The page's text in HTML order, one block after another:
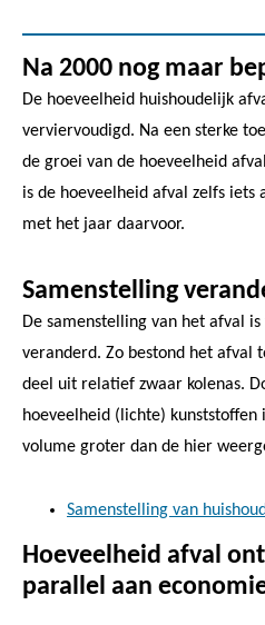
Na 2000 nog maar
De hoeveelheid huishoudelijk
verviervoudigd. Na een sterke
de groei van de hoeveelheid
is de hoeveelheid afval zelfs
met het jaar daarvoor.
Samenstelling
De samenstelling van het afval
veranderd. Zo bestond het afval
deel uit relatief zwaar kolenas.
hoeveelheid (lichte)
volume groter dan de hier
Samenstelling van
Hoeveelheid afval
parallel aan